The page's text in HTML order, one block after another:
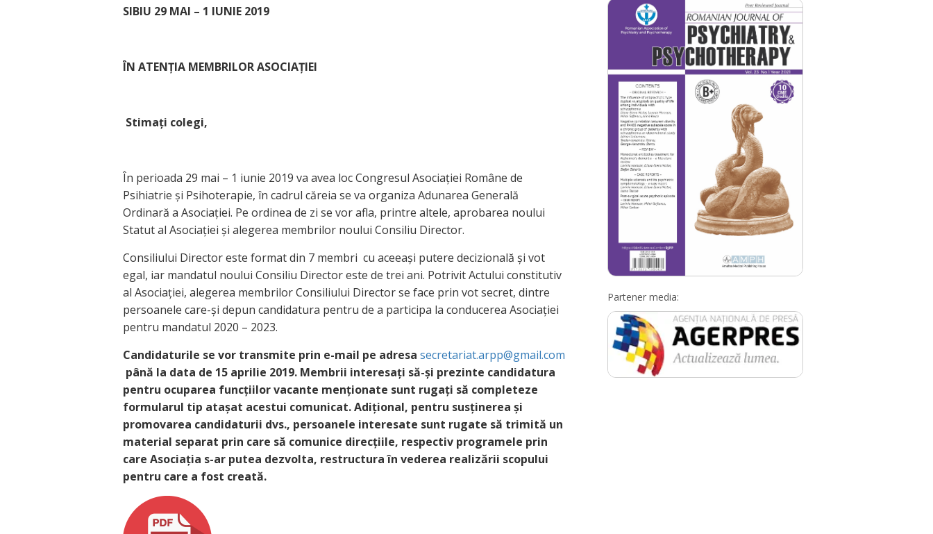
SIBIU 29 MAI – 1 IUNIE 2019
ÎN ATENȚIA MEMBRILOR ASOCIAȚIEI
Stimați colegi,
În perioada 29 mai – 1 iunie 2019 va avea loc Congresul Asociației Române de
Psihiatrie și Psihoterapie, în cadrul căreia se va organiza Adunarea Generală
Ordinară a Asociației. Pe ordinea de zi se vor afla, printre altele, aprobarea noului
Statut al Asociației și alegerea membrilor noului Consiliu Director.
Consiliului Director este format din 7 membri cu aceeași putere decizională și vot
egal, iar mandatul noului Consiliu Director este de trei ani. Potrivit Actului constitutiv
al Asociației, alegerea membrilor Consiliului Director se face prin vot secret, dintre
persoanele care-și depun candidatura pentru de a participa la conducerea Asociației
pentru mandatul 2020 – 2023.
Candidaturile se vor transmite prin e-mail pe adresa secretariat.arpp@gmail.com
până la data de 15 aprilie 2019. Membrii interesați să-și prezinte candidatura
pentru ocuparea funcțiilor vacante menționate sunt rugați să completeze
formularul tip atașat acestui comunicat. Adițional, pentru susținerea și
promovarea candidaturii dvs., persoanele interesate sunt rugate să trimită un
material separat prin care să comunice direcțiile, respectiv programele prin
care Asociația s-ar putea dezvolta, restructura în vederea realizării scopului
pentru care a fost creată.
Partener media: